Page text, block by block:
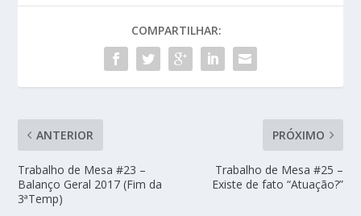
COMPARTILHAR:
ANTERIOR
Trabalho de Mesa #23 –
Balanço Geral 2017 (Fim da
3ªTemp)
PRÓXIMO
Trabalho de Mesa #25 –
Existe de fato “Atuação?”